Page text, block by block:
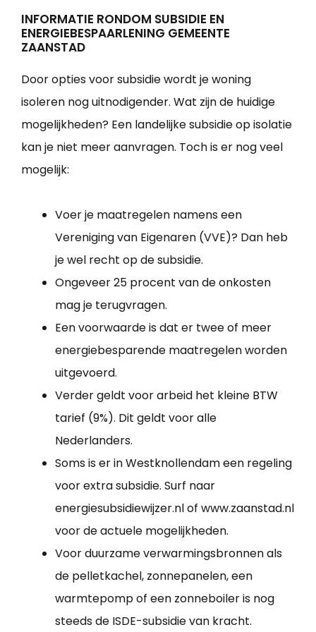
INFORMATIE RONDOM SUBSIDIE EN
ENERGIEBESPAARLENING GEMEENTE
ZAANSTAD
Door opties voor subsidie wordt je woning
isoleren nog uitnodigender. Wat zijn de huidige
mogelijkheden? Een landelijke subsidie op isolatie
kan je niet meer aanvragen. Toch is er nog veel
mogelijk:
Voer je maatregelen namens een
Vereniging van Eigenaren (VVE)? Dan heb
je wel recht op de subsidie.
Ongeveer 25 procent van de onkosten
mag je terugvragen.
Een voorwaarde is dat er twee of meer
energiebesparende maatregelen worden
uitgevoerd.
Verder geldt voor arbeid het kleine BTW
tarief (9%). Dit geldt voor alle
Nederlanders.
Soms is er in Westknollendam een regeling
voor extra subsidie. Surf naar
energiesubsidiewijzer.nl of www.zaanstad.nl
voor de actuele mogelijkheden.
Voor duurzame verwarmingsbronnen als
de pelletkachel, zonnepanelen, een
warmtepomp of een zonneboiler is nog
steeds de ISDE-subsidie van kracht.